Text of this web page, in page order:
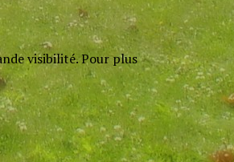
visibilité. Pour plus